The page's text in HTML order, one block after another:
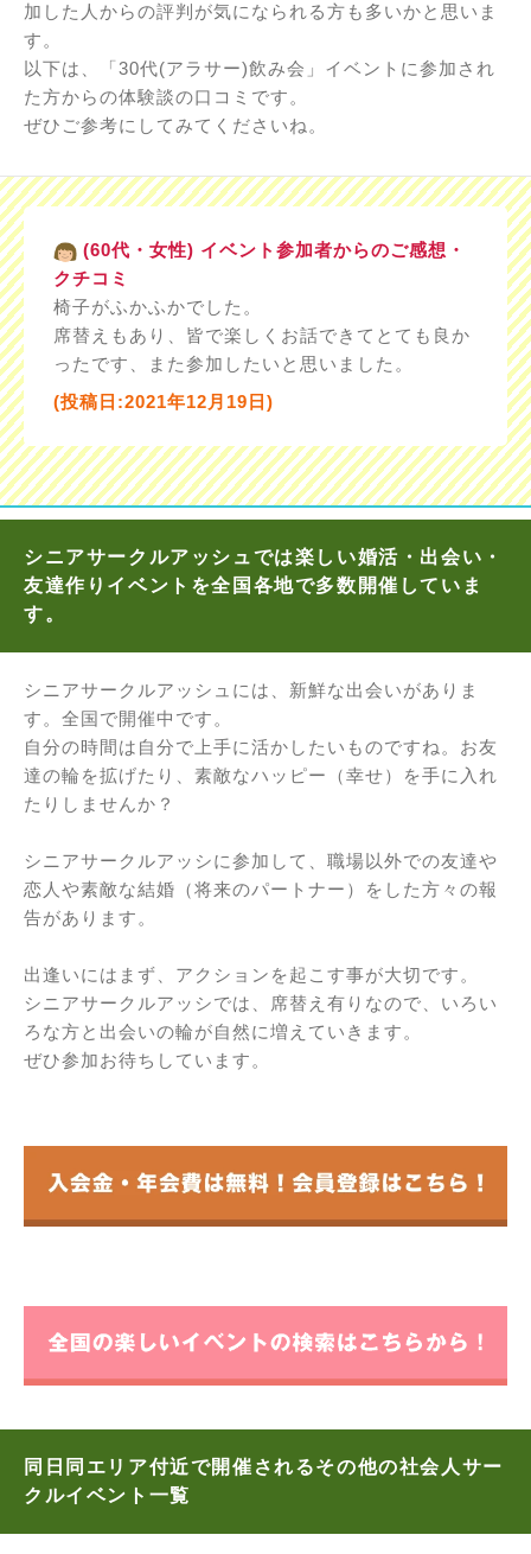
加した人からの評判が気になられる方も多いかと思いま
す。
以下は、「30代(アラサー)飲み会」イベントに参加され
た方からの体験談の口コミです。
ぜひご参考にしてみてくださいね。
(60代・女性) イベント参加者からのご感想・
クチコミ
椅子がふかふかでした。
席替えもあり、皆で楽しくお話できてとても良か
ったです、また参加したいと思いました。
(投稿日:2021年12月19日)
シニアサークルアッシュでは楽しい婚活・出会い・
友達作りイベントを全国各地で多数開催していま
す。
シニアサークルアッシュには、新鮮な出会いがありま
す。全国で開催中です。
自分の時間は自分で上手に活かしたいものですね。お友
達の輪を拡げたり、素敵なハッピー（幸せ）を手に入れ
たりしませんか？
シニアサークルアッシに参加して、職場以外での友達や
恋人や素敵な結婚（将来のパートナー）をした方々の報
告があります。
出逢いにはまず、アクションを起こす事が大切です。
シニアサークルアッシでは、席替え有りなので、いろい
ろな方と出会いの輪が自然に増えていきます。
ぜひ参加お待ちしています。
同日同エリア付近で開催されるその他の社会人サー
クルイベント一覧